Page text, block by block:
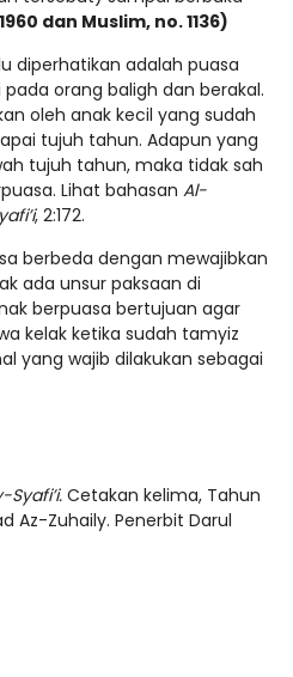
dan Muslim, no. 1136)
diperhatikan adalah puasa
orang baligh dan berakal.
oleh anak kecil yang sudah
tujuh tahun. Adapun yang
tujuh tahun, maka tidak sah
Lihat bahasan Al-
, 2:172.
berbeda dengan mewajibkan
ada unsur paksaan di
berpuasa bertujuan agar
kelak ketika sudah tamyiz
yang wajib dilakukan sebagai
Cetakan kelima, Tahun
Az-Zuhaily. Penerbit Darul